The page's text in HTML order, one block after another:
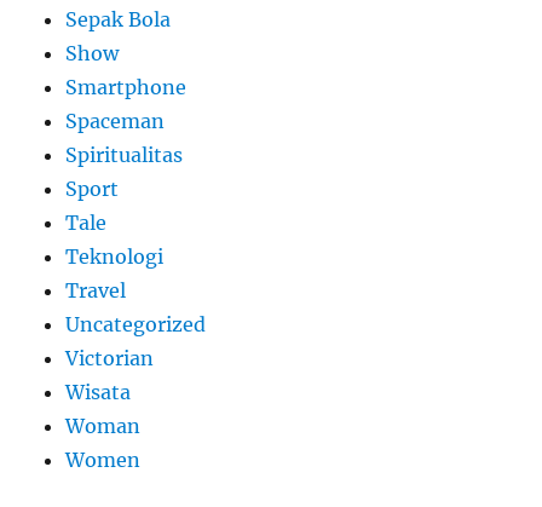
Sepak Bola
Show
Smartphone
Spaceman
Spiritualitas
Sport
Tale
Teknologi
Travel
Uncategorized
Victorian
Wisata
Woman
Women